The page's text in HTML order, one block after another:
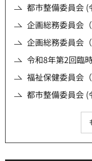
都市整備委員会 (
企画総務委員会
企画総務委員会
令和8年第2回臨
福祉保健委員会
都市整備委員会 (